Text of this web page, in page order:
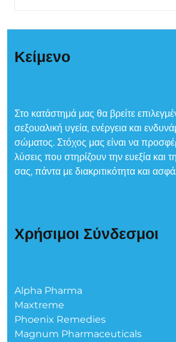
Κείμενο
Στο κατάστημά μας θα βρείτε
σεξουαλική υγεία, ενέργεια και
σώματος. Στόχος μας είναι να
λύσεις που στηρίζουν την ευεξία και
σας, πάντα με διακριτικότητα και
Χρήσιμοι Σύνδεσμοι
Alpha Pharma
Maxtreme
Phoenix Remedies
Magnum Pharmaceuticals